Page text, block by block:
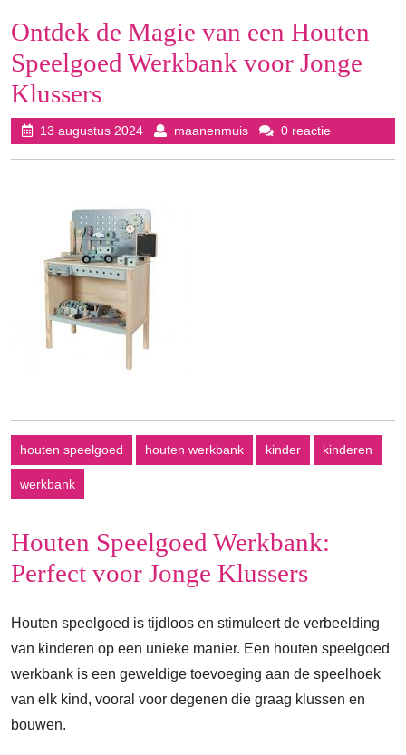
Ontdek de Magie van een Houten
Speelgoed Werkbank voor Jonge
Klussers
13 augustus 202413
augustus
maanenmuismaanenmuis
0 reactie
houten speelgoed houten werkbank kinder kinderen
werkbank
Houten Speelgoed Werkbank:
Perfect voor Jonge Klussers
Houten speelgoed is tijdloos en stimuleert de verbeelding
van kinderen op een unieke manier. Een houten speelgoed
werkbank is een geweldige toevoeging aan de speelhoek
van elk kind, vooral voor degenen die graag klussen en
bouwen.